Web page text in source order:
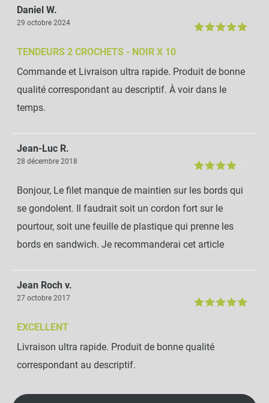
Daniel W.
29 octobre 2024
TENDEURS 2 CROCHETS - NOIR X 10
Commande et Livraison ultra rapide. Produit de bonne
qualité correspondant au descriptif. À voir dans le
temps.
Jean-Luc R.
28 décembre 2018
Bonjour, Le filet manque de maintien sur les bords qui
se gondolent. Il faudrait soit un cordon fort sur le
pourtour, soit une feuille de plastique qui prenne les
bords en sandwich. Je recommanderai cet article
Jean Roch v.
27 octobre 2017
EXCELLENT
Livraison ultra rapide. Produit de bonne qualité
correspondant au descriptif.